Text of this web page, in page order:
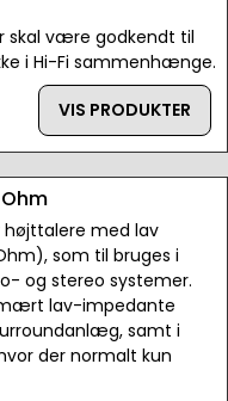
skal være godkendt til
i Hi-Fi sammenhænge.
VIS PRODUKTER
med lav
som til bruges i
og stereo systemer.
lav-impedante
samt i
der normalt kun